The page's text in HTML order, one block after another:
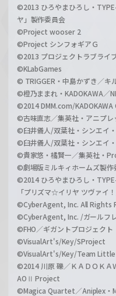
©2013 ひろやまひろし・
ヤ」製作委員会
©Project wooser 2
©Project シンフォギアＧ
©2013 プロジェクトラブライ
©KLabGames
© TRIGGER・中島かずき／キ
©橙乃ままれ・KADOKAWA／
©2014 DMM.com/
©古味直志／集英社・アニプレ
©臼井儀人/双葉社・シンエイ
©臼井儀人/双葉社・シンエイ
©貴家悠・橘賢一／集英社・
©劇場版ミルキィホームズ製作
©2014 ひろやまひろし・
「プリズマ☆イリヤ ツヴァイ
©CyberAgent, Inc. All Rights
©CyberAgent, Inc. /ガールフ
©FHO／ギガントプロジェクト
©VisualArt's/Key/SProject
©VisualArt's/Key/Team Little
©2014 川原 礫／ＫＡＤＯＫ
AOⅡ Project
©Magica Quartet／Aniplex・